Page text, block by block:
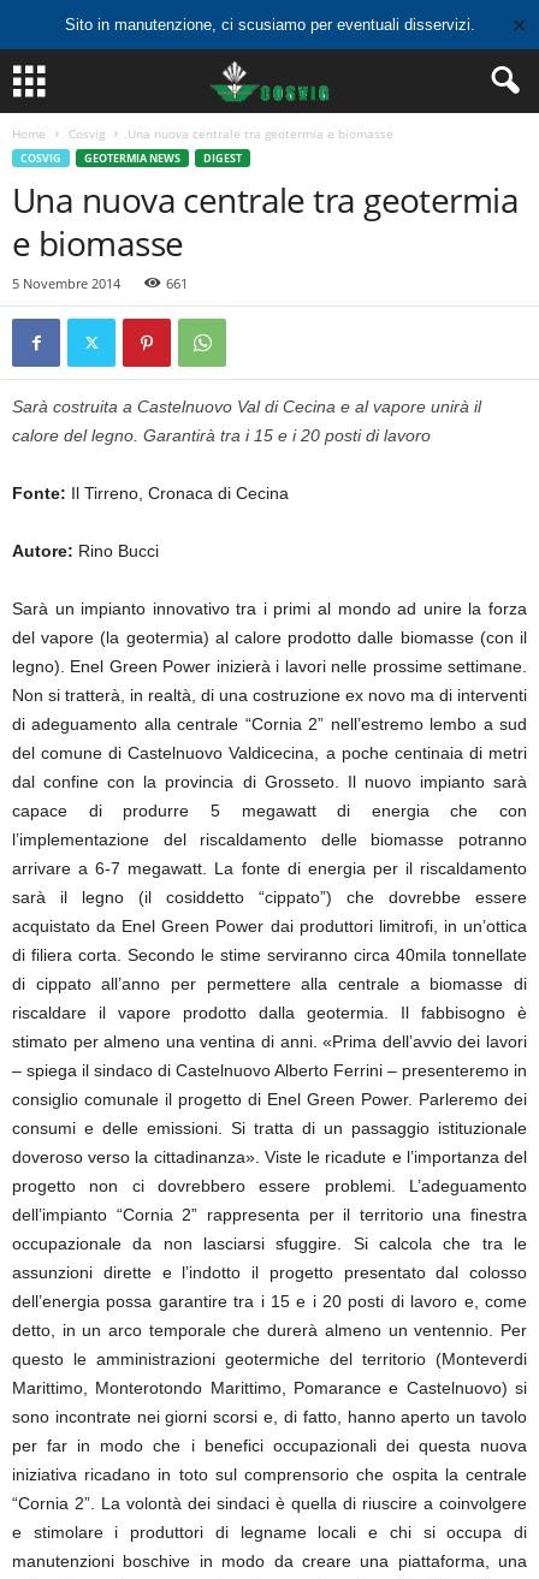
Sito in manutenzione, ci scusiamo per eventuali disservizi. ✕
Home Cosvig Una nuova centrale tra geotermia e biomasse
COSVIG GEOTERMIA NEWS DIGEST
Una nuova centrale tra geotermia
e biomasse
5 Novembre 2014 661
Sarà costruita a Castelnuovo Val di Cecina e al vapore unirà il
calore del legno. Garantirà tra i 15 e i 20 posti di lavoro
Fonte: Il Tirreno, Cronaca di Cecina
Autore: Rino Bucci
Sarà un impianto innovativo tra i primi al mondo ad unire la forza
del vapore (la geotermia) al calore prodotto dalle biomasse (con il
legno). Enel Green Power inizierà i lavori nelle prossime settimane.
Non si tratterà, in realtà, di una costruzione ex novo ma di interventi
di adeguamento alla centrale “Cornia 2” nell’estremo lembo a sud
del comune di Castelnuovo Valdicecina, a poche centinaia di metri
dal confine con la provincia di Grosseto. Il nuovo impianto sarà
capace di produrre 5 megawatt di energia che con
l’implementazione del riscaldamento delle biomasse potranno
arrivare a 6-7 megawatt. La fonte di energia per il riscaldamento
sarà il legno (il cosiddetto “cippato”) che dovrebbe essere
acquistato da Enel Green Power dai produttori limitrofi, in un’ottica
di filiera corta. Secondo le stime serviranno circa 40mila tonnellate
di cippato all’anno per permettere alla centrale a biomasse di
riscaldare il vapore prodotto dalla geotermia. Il fabbisogno è
stimato per almeno una ventina di anni. «Prima dell’avvio dei lavori
– spiega il sindaco di Castelnuovo Alberto Ferrini – presenteremo in
consiglio comunale il progetto di Enel Green Power. Parleremo dei
consumi e delle emissioni. Si tratta di un passaggio istituzionale
doveroso verso la cittadinanza». Viste le ricadute e l’importanza del
progetto non ci dovrebbero essere problemi. L’adeguamento
dell’impianto “Cornia 2” rappresenta per il territorio una finestra
occupazionale da non lasciarsi sfuggire. Si calcola che tra le
assunzioni dirette e l’indotto il progetto presentato dal colosso
dell’energia possa garantire tra i 15 e i 20 posti di lavoro e, come
detto, in un arco temporale che durerà almeno un ventennio. Per
questo le amministrazioni geotermiche del territorio (Monteverdi
Marittimo, Monterotondo Marittimo, Pomarance e Castelnuovo) si
sono incontrate nei giorni scorsi e, di fatto, hanno aperto un tavolo
per far in modo che i benefici occupazionali dei questa nuova
iniziativa ricadano in toto sul comprensorio che ospita la centrale
“Cornia 2”. La volontà dei sindaci è quella di riuscire a coinvolgere
e stimolare i produttori di legname locali e chi si occupa di
manutenzioni boschive in modo da creare una piattaforma, una